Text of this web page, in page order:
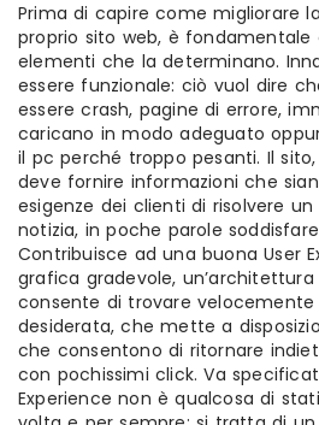
Prima di capire come migliorare
proprio sito web, è fondamentale
elementi che la determinano.
essere funzionale: ciò vuol dire
essere crash, pagine di errore,
caricano in modo adeguato
il pc perché troppo pesanti. Il
deve fornire informazioni che
esigenze dei clienti di risolvere
notizia, in poche parole
Contribuisce ad una buona User
grafica gradevole,
consente di trovare velocemente
desiderata, che mette a
che consentono di ritornare
con pochissimi click. Va
Experience non è qualcosa di